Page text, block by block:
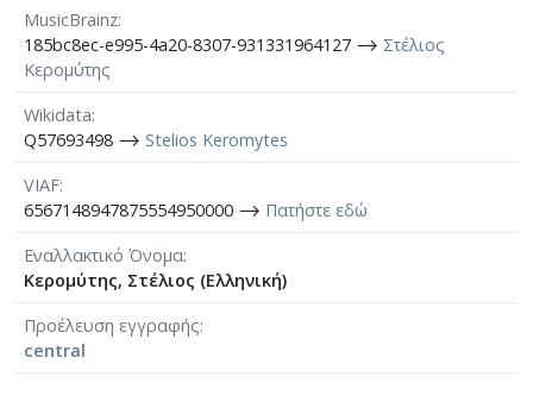
MusicBrainz
185bc8ec-e995-4a20-8307-931331964127 ⟶ Στέλιος
Κερομύτης
Wikidata
Q57693498 ⟶ Stelios Keromytes
VIAF
6567148947875554950000 ⟶ Πατήστε εδώ
Εναλλακτικό Όνομα
Κερομύτης, Στέλιος (Ελληνική)
Προέλευση εγγραφής
central